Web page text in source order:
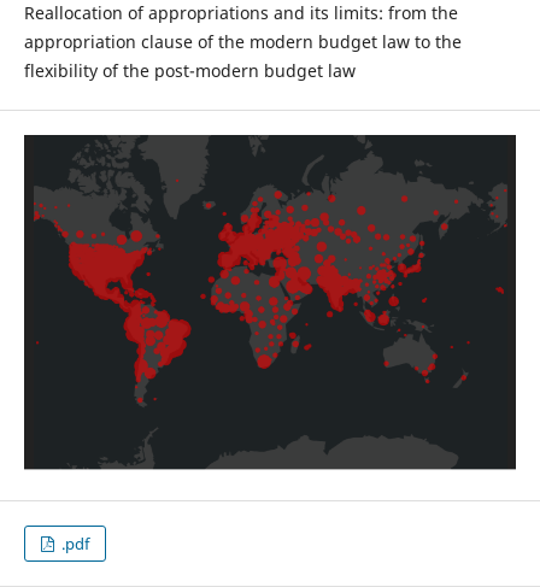
Reallocation of appropriations and its limits: from the
appropriation clause of the modern budget law to the
flexibility of the post-modern budget law
.pdf